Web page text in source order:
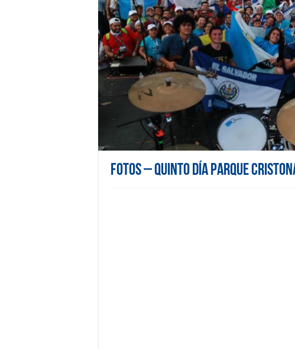
Fotos – Quinto día Parque